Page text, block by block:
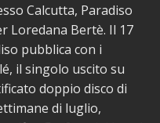
Calcutta, Paradiso
Loredana Bertè. Il 17
pubblica con i
il singolo uscito su
doppio disco di
di luglio,